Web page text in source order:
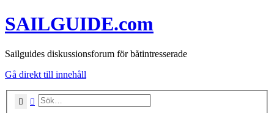
SAILGUIDE.com
Sailguides diskussionsforum för båtintresserade
Gå direkt till innehåll
Sök Avancerad sökning